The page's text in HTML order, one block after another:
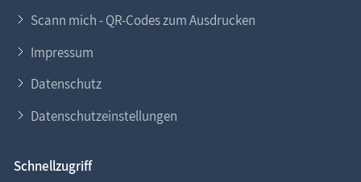
Scann mich - QR-Codes zum Ausdrucken
Impressum
Datenschutz
Datenschutzeinstellungen
Schnellzugriff